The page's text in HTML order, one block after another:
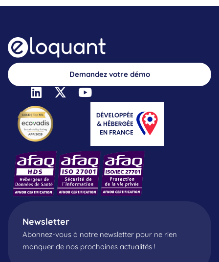
Demandez votre démo
Newsletter
Abonnez-vous à notre newsletter pour ne rien
manquer de nos prochaines actualités !